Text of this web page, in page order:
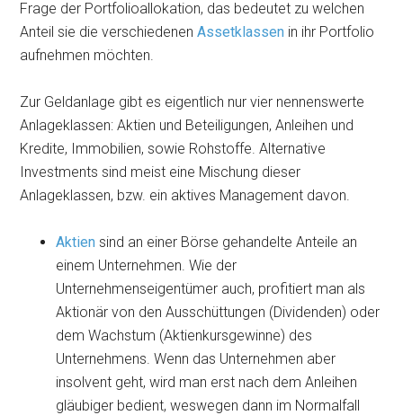
Frage der Portfolioallokation, das bedeutet zu welchen
Anteil sie die verschiedenenAssetklassen in ihr Portfolio
aufnehmen möchten.
Zur Geldanlage gibt es eigentlich nur vier nennenswerte
Anlageklassen: Aktien und Beteiligungen, Anleihen und
Kredite, Immobilien, sowie Rohstoffe. Alternative
Investments sind meist eine Mischung dieser
Anlageklassen, bzw. ein aktives Management davon.
Aktien sind an einer Börse gehandelte Anteile an
einem Unternehmen. Wie der
Unternehmenseigentümer auch, profitiert man als
Aktionär von den Ausschüttungen (Dividenden) oder
dem Wachstum (Aktienkursgewinne) des
Unternehmens. Wenn das Unternehmen aber
insolvent geht, wird man erst nach dem Anleihen
gläubiger bedient, weswegen dann im Normalfall